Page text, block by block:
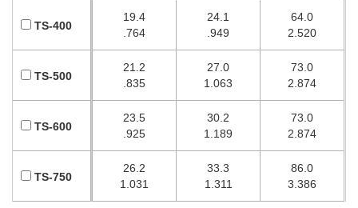
19.4
.764
24.1
.949
64.0
2.520
21.2
.835
27.0
1.063
73.0
2.874
23.5
.925
30.2
1.189
73.0
2.874
26.2
1.031
33.3
1.311
86.0
3.386
TS-400
TS-500
TS-600
TS-750